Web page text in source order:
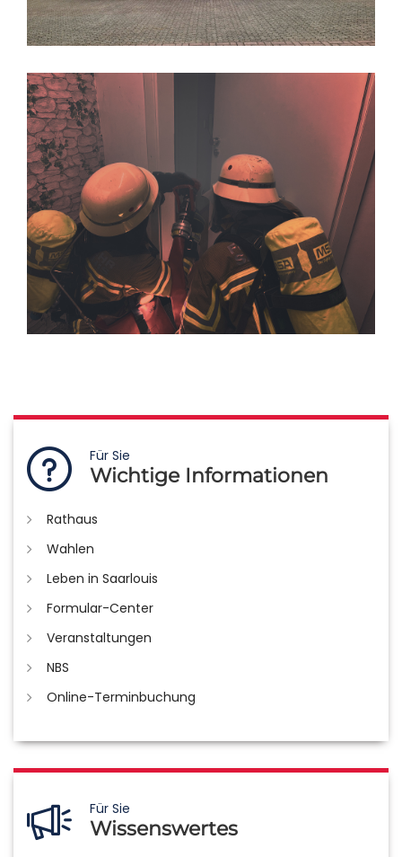
Für Sie
Wichtige Informationen
Rathaus
Wahlen
Leben in Saarlouis
Formular-Center
Veranstaltungen
NBS
Online-Terminbuchung
Für Sie
Wissenswertes